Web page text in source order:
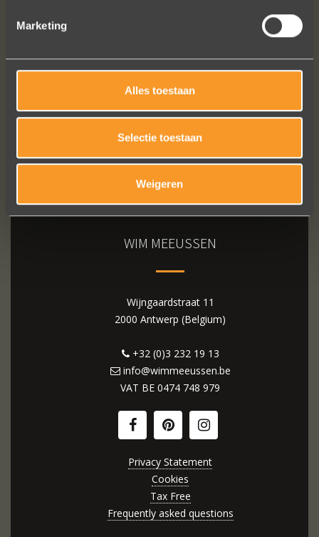
Marketing
Alles toestaan
Selectie toestaan
Weigeren
WIM MEEUSSEN
Wijngaardstraat 11
2000 Antwerp (Belgium)
+32 (0)3 232 19 13
info@wimmeeussen.be
VAT BE 0474 748 979
Privacy Statement
Cookies
Tax Free
Frequently asked questions